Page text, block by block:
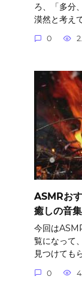
ろ、「多分
漠然と考え
0
ASMRお
癒しの音集
今回は
覧になって
見つけても
0